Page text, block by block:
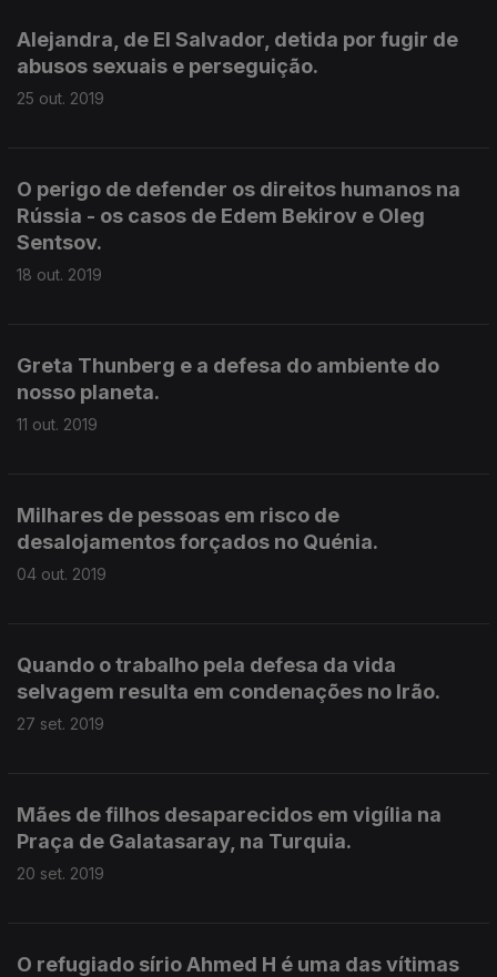
Alejandra, de El Salvador, detida por fugir de
abusos sexuais e perseguição.
25 out. 2019
O perigo de defender os direitos humanos na
Rússia - os casos de Edem Bekirov e Oleg
Sentsov.
18 out. 2019
Greta Thunberg e a defesa do ambiente do
nosso planeta.
11 out. 2019
Milhares de pessoas em risco de
desalojamentos forçados no Quénia.
04 out. 2019
Quando o trabalho pela defesa da vida
selvagem resulta em condenações no Irão.
27 set. 2019
Mães de filhos desaparecidos em vigília na
Praça de Galatasaray, na Turquia.
20 set. 2019
O refugiado sírio Ahmed H é uma das vítimas